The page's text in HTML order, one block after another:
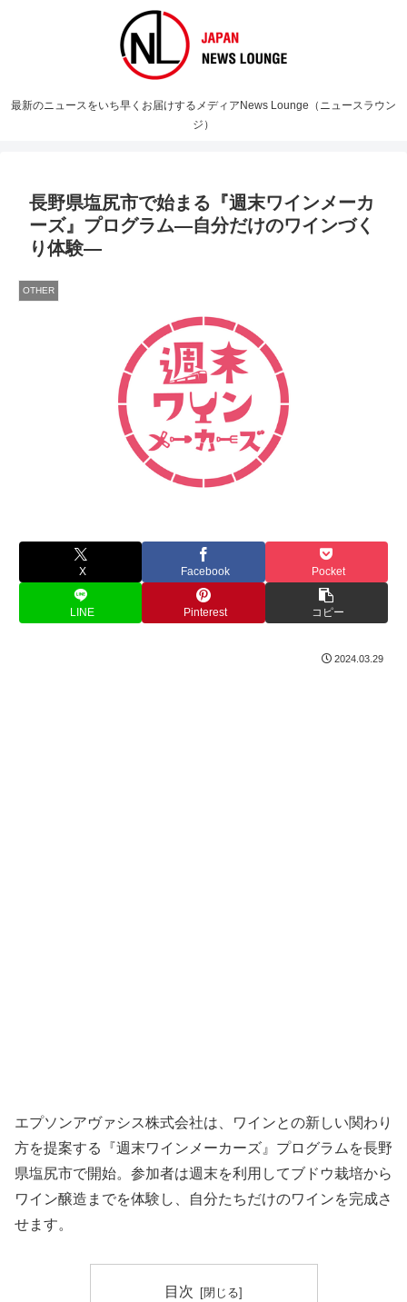
最新のニュースをいち早くお届けするメディアNews Lounge（ニュースラウン
ジ）
長野県塩尻市で始まる『週末ワインメーカ
ーズ』プログラム―自分だけのワインづく
り体験―
OTHER
X Facebook Pocket
LINE Pinterest コピー
2024.03.29
エプソンアヴァシス株式会社は、ワインとの新しい関わり
方を提案する『週末ワインメーカーズ』プログラムを長野
県塩尻市で開始。参加者は週末を利用してブドウ栽培から
ワイン醸造までを体験し、自分たちだけのワインを完成さ
せます。
目次